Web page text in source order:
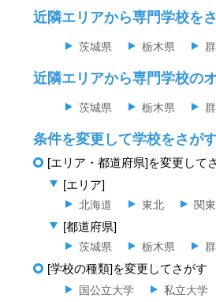
近隣エリアから専門学校を
茨城県 栃木県
近隣エリアから専門学校の
茨城県 栃木県
条件を変更して学校をさが
[エリア・都道府県]を変更して
[エリア]
北海道 東北 関
[都道府県]
茨城県 栃木県
[学校の種類]を変更してさがす
国公立大学 私立大学